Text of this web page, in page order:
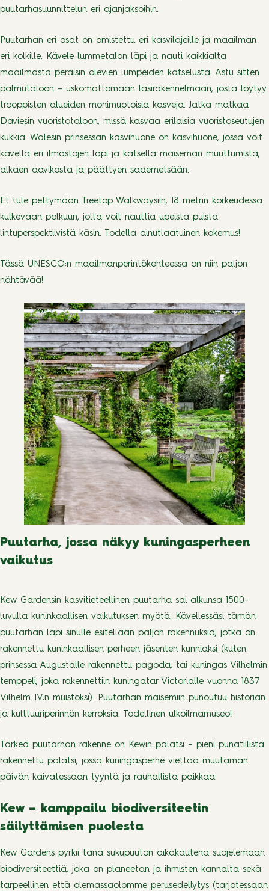
puutarhasuunnittelun eri ajanjaksoihin.
Puutarhan eri osat on omistettu eri kasvilajeille ja maailman
eri kolkille. Kävele lummetalon läpi ja nauti kaikkialta
maailmasta peräisin olevien lumpeiden katselusta. Astu sitten
palmutaloon – uskomattomaan lasirakennelmaan, josta löytyy
trooppisten alueiden monimuotoisia kasveja. Jatka matkaa
Daviesin vuoristotaloon, missä kasvaa erilaisia vuoristoseutujen
kukkia. Walesin prinsessan kasvihuone on kasvihuone, jossa voit
kävellä eri ilmastojen läpi ja katsella maiseman muuttumista,
alkaen aavikosta ja päättyen sademetsään.
Et tule pettymään Treetop Walkwaysiin, 18 metrin korkeudessa
kulkevaan polkuun, jolta voit nauttia upeista puista
lintuperspektiivistä käsin. Todella ainutlaatuinen kokemus!
Tässä UNESCO:n maailmanperintökohteessa on niin paljon
nähtävää!
Puutarha, jossa näkyy kuningasperheen
vaikutus
Kew Gardensin kasvitieteellinen puutarha sai alkunsa 1500-
luvulla kuninkaallisen vaikutuksen myötä. Kävellessäsi tämän
puutarhan läpi sinulle esitellään paljon rakennuksia, jotka on
rakennettu kuninkaallisen perheen jäsenten kunniaksi (kuten
prinsessa Augustalle rakennettu pagoda, tai kuningas Vilhelmin
temppeli, joka rakennettiin kuningatar Victorialle vuonna 1837
Vilhelm IV:n muistoksi). Puutarhan maisemiin punoutuu historian
ja kulttuuriperinnön kerroksia. Todellinen ulkoilmamuseo!
Tärkeä puutarhan rakenne on Kewin palatsi – pieni punatiilistä
rakennettu palatsi, jossa kuningasperhe viettää muutaman
päivän kaivatessaan tyyntä ja rauhallista paikkaa.
Kew – kamppailu biodiversiteetin
säilyttämisen puolesta
Kew Gardens pyrkii tänä sukupuuton aikakautena suojelemaan
biodiversiteettiä, joka on planeetan ja ihmisten kannalta sekä
tarpeellinen että olemassaolomme perusedellytys (tarjotessaan